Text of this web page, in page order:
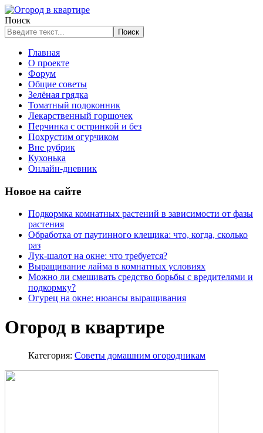
Поиск
Поиск
Главная
О проекте
Форум
Общие советы
Зелёная грядка
Томатный подоконник
Лекарственный горшочек
Перчинка с остринкой и без
Похрустим огурчиком
Вне рубрик
Кухонька
Онлайн-дневник
Новое на сайте
Подкормка комнатных растений в зависимости от фазы
растения
Обработка от паутинного клещика: что, когда, сколько
раз
Лук-шалот на окне: что требуется?
Выращивание лайма в комнатных условиях
Можно ли смешивать средство борьбы с вредителями и
подкормку?
Огурец на окне: нюансы выращивания
Огород в квартире
Категория: Советы домашним огородникам